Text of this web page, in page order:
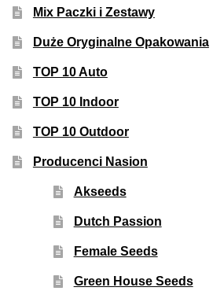
Mix Paczki i Zestawy
Duże Oryginalne Opakowania
TOP 10 Auto
TOP 10 Indoor
TOP 10 Outdoor
Producenci Nasion
Akseeds
Dutch Passion
Female Seeds
Green House Seeds